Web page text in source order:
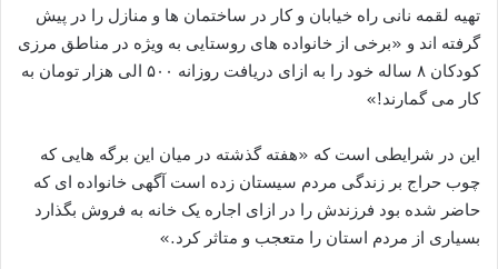
تهیه لقمه نانی راه خیابان و کار در ساختمان ها و منازل را در پیش
گرفته اند و «برخی از خانواده های روستایی به ویژه در مناطق مرزی
کودکان ۸ ساله خود را به ازای دریافت روزانه ۵۰۰ الی هزار تومان به
کار می گمارند!»
این در شرایطی است که «هفته گذشته در میان این برگه هایی که
چوب حراج بر زندگی مردم سیستان زده است آگهی خانواده ای که
حاضر شده بود فرزندش را در ازای اجاره یک خانه به فروش بگذارد
بسیاری از مردم استان را متعجب و متاثر کرد.»